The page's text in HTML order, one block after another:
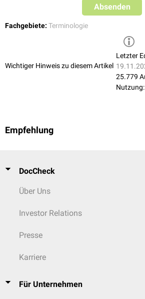
Absenden
Fachgebiete: Terminologie
Wichtiger Hinweis zu diesem Artikel
Letzter
25.779
Nutzung:
Empfehlung
DocCheck
Über Uns
Investor Relations
Presse
Karriere
Für Unternehmen